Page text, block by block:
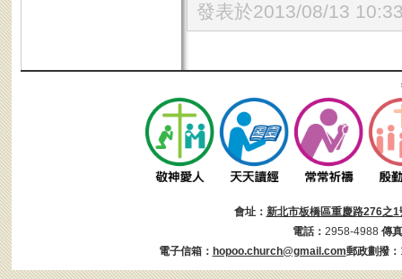
發表於2013/08/13
會址： 新北市板橋區重慶路276之1
電話： 2958-4988 傳
電子信箱： hopoo.church@gmail.com郵政劃撥：